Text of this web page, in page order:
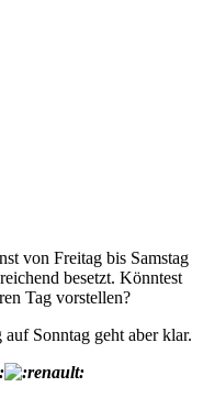
von Freitag bis Samstag
besetzt. Könntest
Tag vorstellen?
Sonntag geht aber klar.